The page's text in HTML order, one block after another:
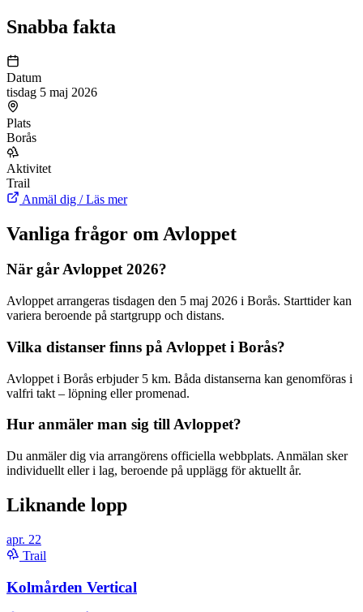
Snabba fakta
Datum
tisdag 5 maj 2026
Plats
Borås
Aktivitet
Trail
Anmäl dig / Läs mer
Vanliga frågor om Avloppet
När går Avloppet 2026?
Avloppet arrangeras tisdagen den 5 maj 2026 i Borås. Starttider kan
variera beroende på startgrupp och distans.
Vilka distanser finns på Avloppet i Borås?
Avloppet i Borås erbjuder 5 km. Båda distanserna kan genomföras i
valfri takt – löpning eller promenad.
Hur anmäler man sig till Avloppet?
Du anmäler dig via arrangörens officiella webbplats. Anmälan sker
individuellt eller i lag, beroende på upplägg för aktuellt år.
Liknande lopp
apr. 22
Trail
Kolmården Vertical